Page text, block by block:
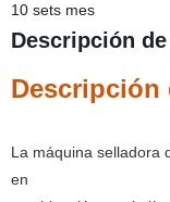
10 sets mes
Descripción
La máquina selladora
en